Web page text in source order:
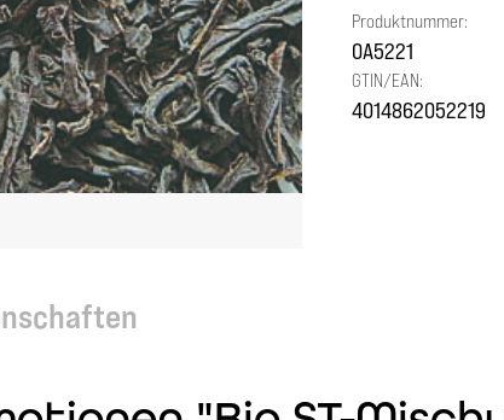
Produktnummer:
OA5221
GTIN/EAN:
4014862052219